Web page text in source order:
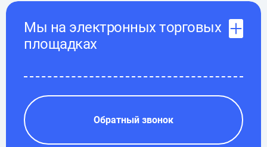
Мы на электронных торговых
площадках
Обратный звонок